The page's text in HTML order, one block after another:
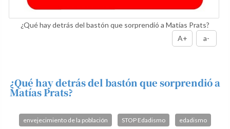
¿Qué hay detrás del bastón que sorprendió a Matías Prats?
A+
a-
¿Qué hay detrás del bastón que sorprendió a
Matías Prats?
envejecimiento de la población STOP Edadismo edadismo